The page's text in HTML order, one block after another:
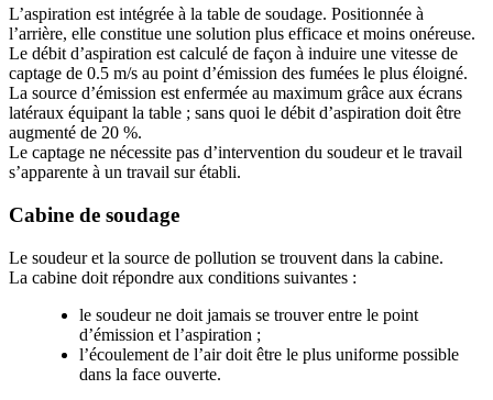
L’aspiration est intégrée à la table de soudage. Positionnée à
l’arrière, elle constitue une solution plus efficace et moins onéreuse.
Le débit d’aspiration est calculé de façon à induire une vitesse de
captage de 0.5 m/s au point d’émission des fumées le plus éloigné.
La source d’émission est enfermée au maximum grâce aux écrans
latéraux équipant la table ; sans quoi le débit d’aspiration doit être
augmenté de 20 %.
Le captage ne nécessite pas d’intervention du soudeur et le travail
s’apparente à un travail sur établi.
Cabine de soudage
Le soudeur et la source de pollution se trouvent dans la cabine.
La cabine doit répondre aux conditions suivantes :
le soudeur ne doit jamais se trouver entre le point
d’émission et l’aspiration ;
l’écoulement de l’air doit être le plus uniforme possible
dans la face ouverte.